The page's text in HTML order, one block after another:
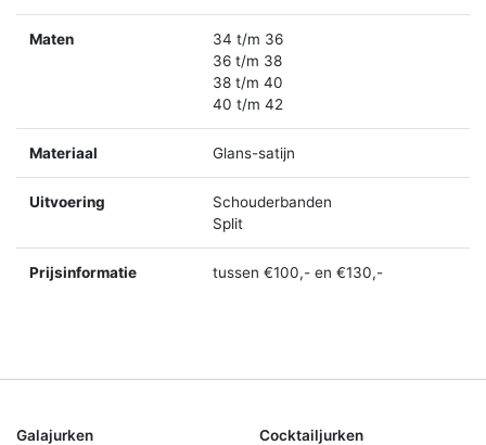
Maten
34 t/m 36
36 t/m 38
38 t/m 40
40 t/m 42
Materiaal Glans-satijn
Uitvoering
Schouderbanden
Split
Prijsinformatie tussen €100,- en €130,-
Galajurken Cocktailjurken